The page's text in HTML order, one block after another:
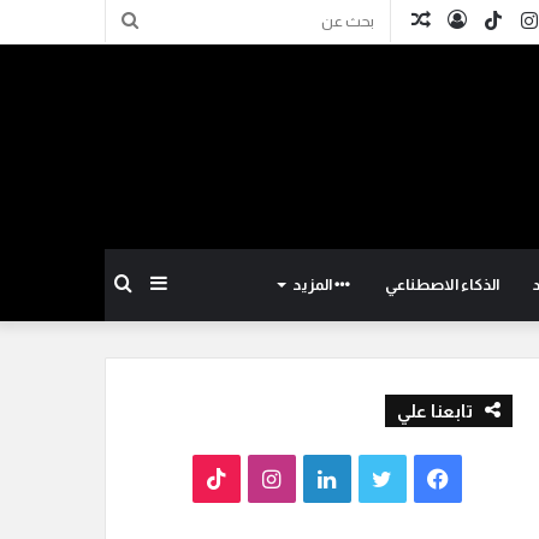
مقالتسجيلTikTokانستقرام
الذكاء الاصطناعي المزيد
عن
إضافة
عمود
تابعنا علي
ت
ل
ا